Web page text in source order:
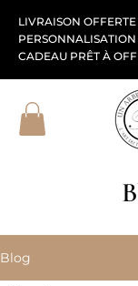
LIVRAISON
PERSONNALISATION
CADEAU PRÊT À
Blog